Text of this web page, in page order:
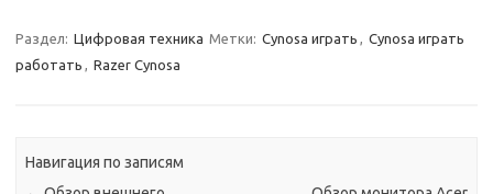
Раздел: Цифровая техника Метки: Cynosa играть , Cynosa играть
работать , Razer Cynosa
Навигация по записям